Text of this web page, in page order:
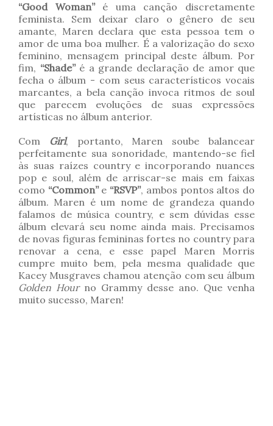
“Good Woman”é uma canção discretamente
feminista. Sem deixar claro o gênero de seu
amante, Maren declara que esta pessoa tem o
amor de uma boa mulher. É a valorização do sexo
feminino, mensagem principal deste álbum. Por
fim, “Shade”é a grande declaração de amor que
fecha o álbum - com seus característicos vocais
marcantes, a bela canção invoca ritmos de soul
que parecem evoluções de suas expressões
artísticas no álbum anterior.
Com
Girl, portanto, Maren soube balancear
perfeitamente sua sonoridade, mantendo-se fiel
às suas raízes country e incorporando nuances
pop e soul, além de arriscar-se mais em faixas
como “Common”e “RSVP”, ambos pontos altos do
álbum. Maren é um nome de grandeza quando
falamos de música country, e sem dúvidas esse
álbum elevará seu nome ainda mais. Precisamos
de novas figuras femininas fortes no country para
renovar a cena, e esse papel Maren Morris
cumpre muito bem, pela mesma qualidade que
Kacey Musgraves chamou atenção com seu álbum
Golden Hourno Grammy desse ano. Que venha
muito sucesso, Maren!